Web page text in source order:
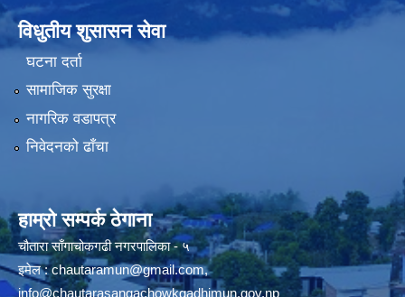
विधुतीय शुसासन सेवा
घटना दर्ता
सामाजिक सुरक्षा
नागरिक वडापत्र
निवेदनको ढाँचा
हाम्रो सम्पर्क ठेगाना
चौतारा साँगाचोकगढी नगरपालिका - ५
इमेल :chautaramun@gmail.com,
info@chautarasangachowkgadhimun.gov.np